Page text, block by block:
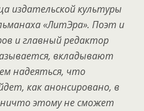
издательской культуры
«ЛитЭра». Поэт и
и главный редактор
вкладывают
надеяться, что
как анонсировано, в
ничто этому не сможет